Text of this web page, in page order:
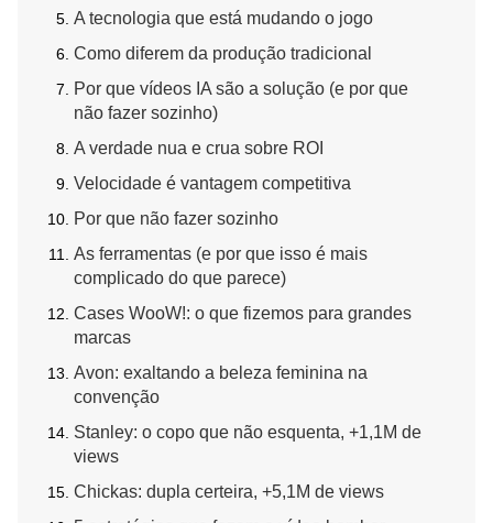
A tecnologia que está mudando o jogo
Como diferem da produção tradicional
Por que vídeos IA são a solução (e por que
não fazer sozinho)
A verdade nua e crua sobre ROI
Velocidade é vantagem competitiva
Por que não fazer sozinho
As ferramentas (e por que isso é mais
complicado do que parece)
Cases WooW!: o que fizemos para grandes
marcas
Avon: exaltando a beleza feminina na
convenção
Stanley: o copo que não esquenta, +1,1M de
views
Chickas: dupla certeira, +5,1M de views